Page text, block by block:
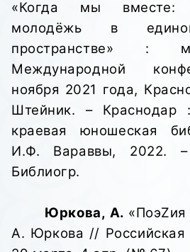
«Когда мы вместе:
молодёжь в
пространстве» :
Международной
ноября 2021 года,
Штейник. – Краснодар
краевая юношеская
И.Ф. Вараввы, 2022.
Библиогр.
Юркова, А. «ПоэZия
А. Юркова // Российская